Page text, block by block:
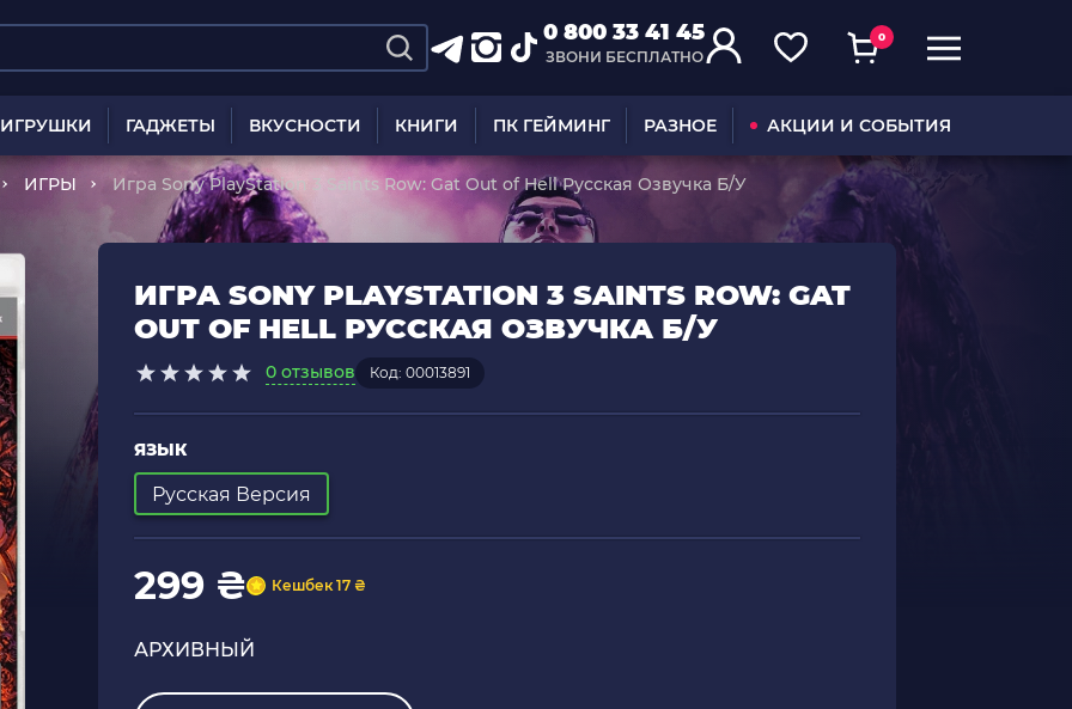
0 800 33 41 45
ЗВОНИ БЕСПЛАТНО
0
ИГРУШКИ ГАДЖЕТЫ ВКУСНОСТИ КНИГИ ПК ГЕЙМИНГ РАЗНОЕ АКЦИИ И СОБЫТИЯ
ИГРЫ Игра Sony PlayStation 3 Saints Row: Gat Out of Hell Русская Озвучка Б/У
ИГРА SONY PLAYSTATION 3 SAINTS ROW: GAT
OUT OF HELL РУССКАЯ ОЗВУЧКА Б/У
0 отзывов Код: 00013891
ЯЗЫК
Русская Версия
299 ₴ Кешбек 17 ₴
АРХИВНЫЙ